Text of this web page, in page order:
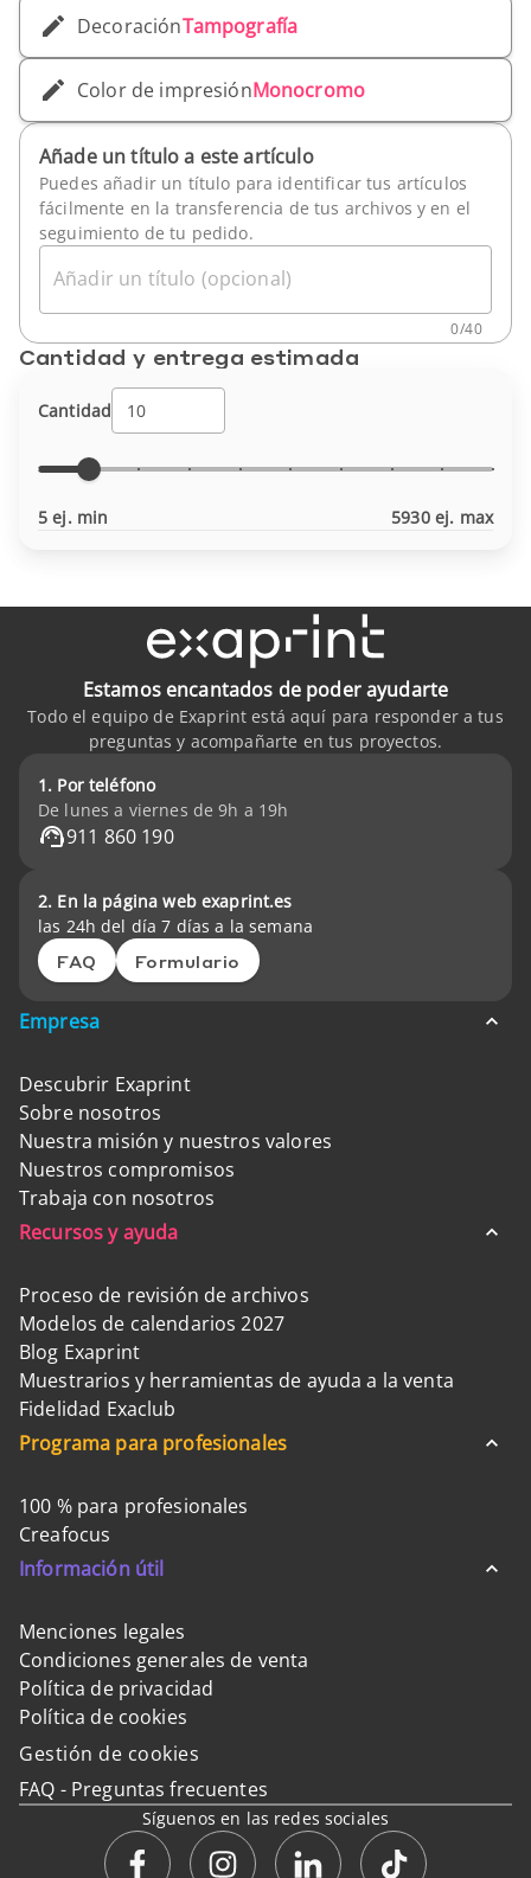
DecoraciónTampografía
Color de impresiónMonocromo
Añade un título a este artículo
Puedes añadir un título para identificar tus artículos
fácilmente en la transferencia de tus archivos y en el
seguimiento de tu pedido.
Añadir un título (opcional)
0/40
Cantidad y entrega estimada
Cantidad
5 ej. min 5930 ej. max
Estamos encantados de poder ayudarte
Todo el equipo de Exaprint está aquí para responder a tus
preguntas y acompañarte en tus proyectos.
1. Por teléfono
De lunes a viernes de 9h a 19h
911 860 190
2. En la página web exaprint.es
las 24h del día 7 días a la semana
FAQ Formulario
Empresa
Descubrir Exaprint
Sobre nosotros
Nuestra misión y nuestros valores
Nuestros compromisos
Trabaja con nosotros
Recursos y ayuda
Proceso de revisión de archivos
Modelos de calendarios 2027
Blog Exaprint
Muestrarios y herramientas de ayuda a la venta
Fidelidad Exaclub
Programa para profesionales
100 % para profesionales
Creafocus
Información útil
Menciones legales
Condiciones generales de venta
Política de privacidad
Política de cookies
Gestión de cookies
FAQ - Preguntas frecuentes
Síguenos en las redes sociales